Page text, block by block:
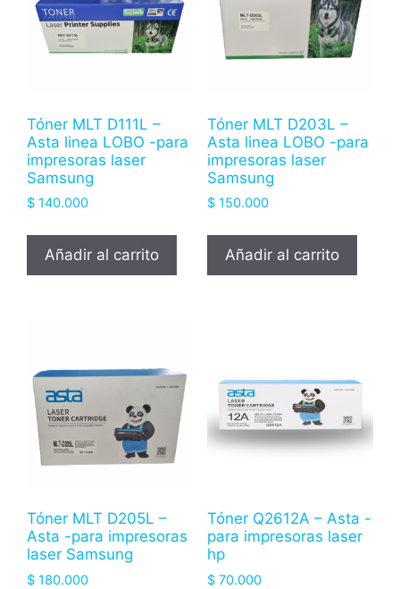
Tóner MLT D111L –
Asta linea LOBO -para
impresoras laser
Samsung
$ 140.000
Añadir al carrito
Tóner MLT D203L –
Asta linea LOBO -para
impresoras laser
Samsung
$150.000
Añadir al carrito
Tóner MLT D205L –
Asta -para impresoras
laser Samsung
$ 180.000
Tóner Q2612A – Asta -
para impresoras laser
hp
$70.000